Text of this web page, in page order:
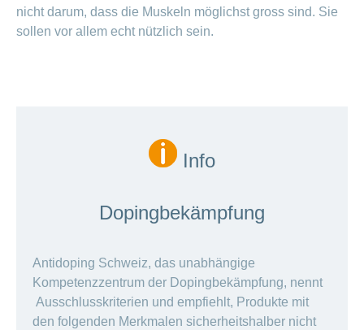
nicht darum, dass die Muskeln möglichst gross sind. Sie
sollen vor allem echt nützlich sein.
Info
Dopingbekämpfung
Antidoping Schweiz, das unabhängige
Kompetenzzentrum der Dopingbekämpfung, nennt
Ausschlusskriterien und empfiehlt, Produkte mit
den folgenden Merkmalen sicherheitshalber nicht